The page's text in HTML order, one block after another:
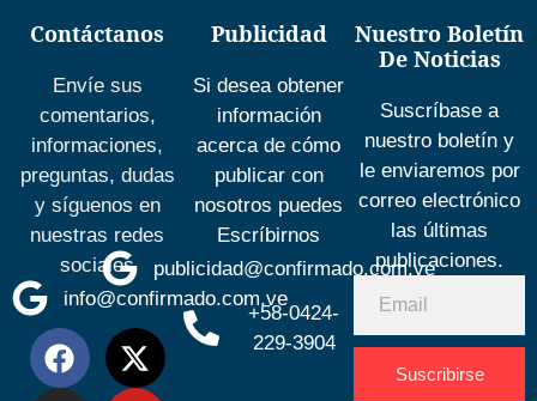
Contáctanos
Envíe sus
comentarios,
informaciones,
preguntas, dudas
y síguenos en
nuestras redes
sociales
info@confirmado.com.ve
Publicidad
Si desea obtener
información
acerca de cómo
publicar con
nosotros puedes
Escríbirnos
publicidad@confirmado.com.ve
+58-0424-
229-3904
Nuestro Boletín
De Noticias
Suscríbase a
nuestro boletín y
le enviaremos por
correo electrónico
las últimas
publicaciones.
Suscribirse